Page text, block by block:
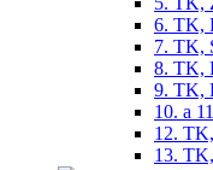
6. TK,
7. TK,
8. TK,
9. TK,
10. a
12.
13.